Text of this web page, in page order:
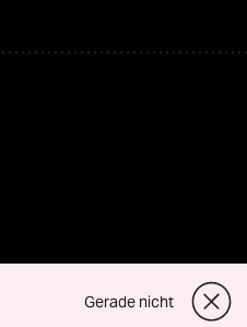
Gerade nicht